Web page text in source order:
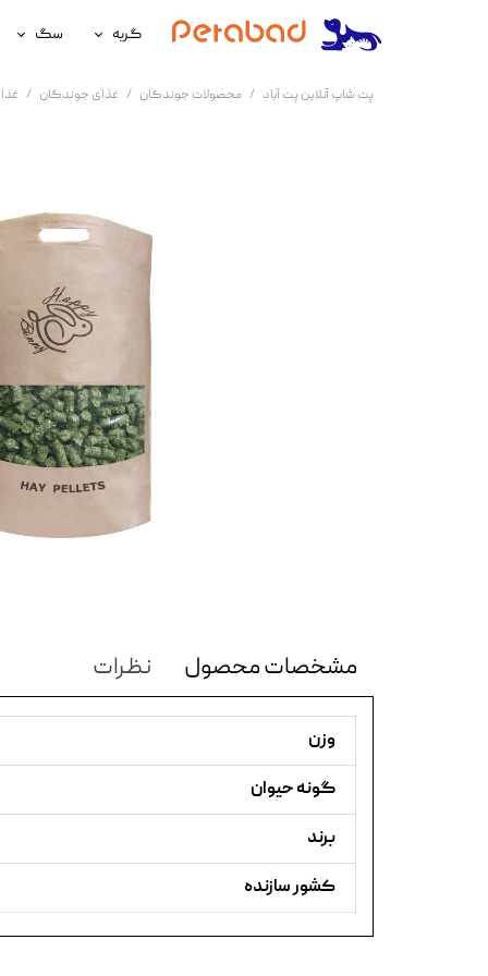
گربه
غذای گربه
آرایشی و بهداشتی گربه
سگ
غذای سگ
آرایشی و
پت شاپ آنلاین پت آباد محصولات جوندگان غذای جوندگان
مشخصات محصول نظرات
وزن
گونه حیوان
برند
کشور سازنده